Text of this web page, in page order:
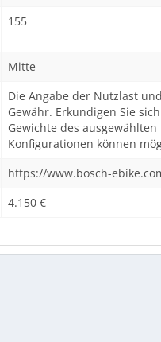
155
Mitte
Die Angabe der Nutzlast
Gewähr. Erkundigen Sie
Gewichte des
Konfigurationen können
https://www.bosch-
4.150 €